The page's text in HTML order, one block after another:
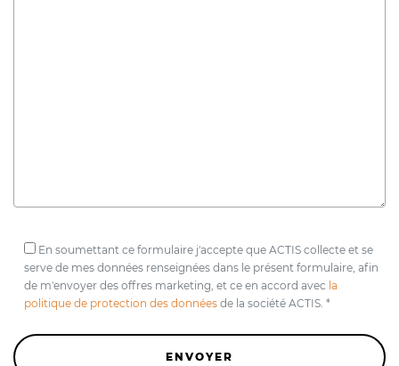
En soumettant ce formulaire j'accepte que ACTIS collecte et se
serve de mes données renseignées dans le présent formulaire, afin
de m'envoyer des offres marketing, et ce en accord avec la
politique de protection des données de la société ACTIS. *